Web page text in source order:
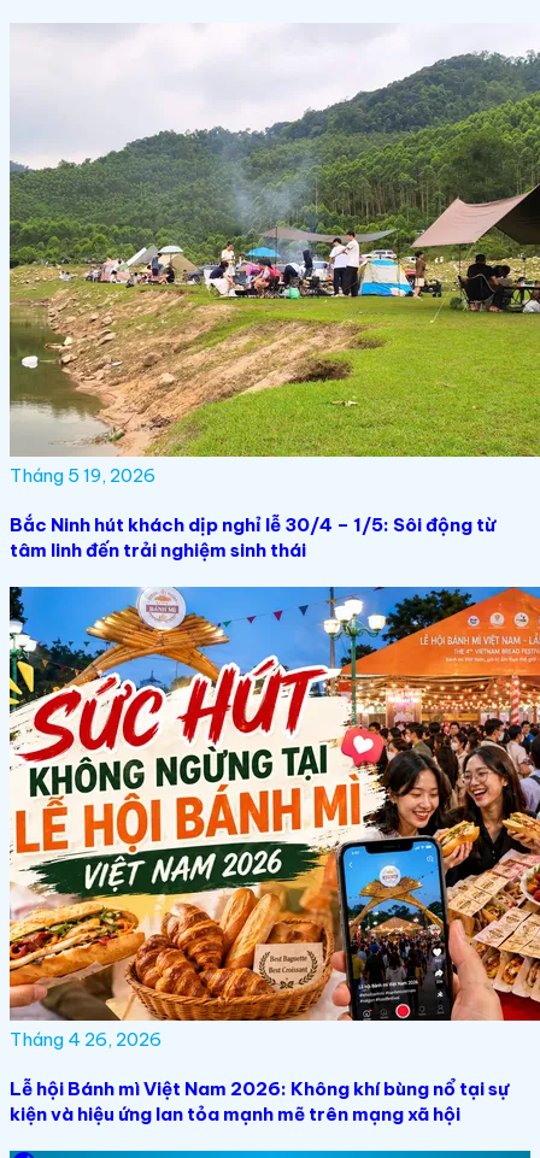
Tháng 5 19, 2026
Bắc Ninh hút khách dịp nghỉ lễ 30/4 – 1/5: Sôi động từ
tâm linh đến trải nghiệm sinh thái
Tháng 4 26, 2026
Lễ hội Bánh mì Việt Nam 2026: Không khí bùng nổ tại sự
kiện và hiệu ứng lan tỏa mạnh mẽ trên mạng xã hội